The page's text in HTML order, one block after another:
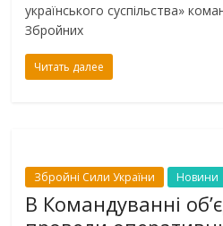
українського суспільства»
Збройних
Читать далее
Збройні Сили України Новини
В Командуванні